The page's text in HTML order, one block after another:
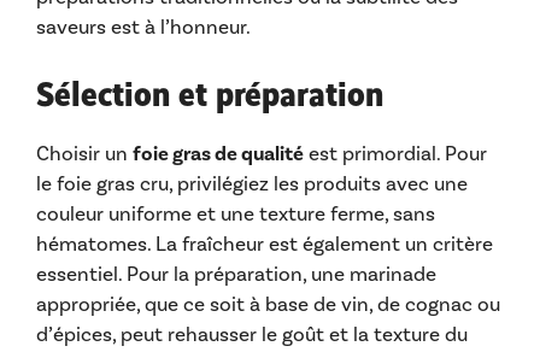
saveurs est à l’honneur.
Sélection et préparation
Choisir un foie gras de qualité est primordial. Pour
le foie gras cru, privilégiez les produits avec une
couleur uniforme et une texture ferme, sans
hématomes. La fraîcheur est également un critère
essentiel. Pour la préparation, une marinade
appropriée, que ce soit à base de vin, de cognac ou
d’épices, peut rehausser le goût et la texture du